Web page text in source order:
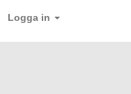
Logga in